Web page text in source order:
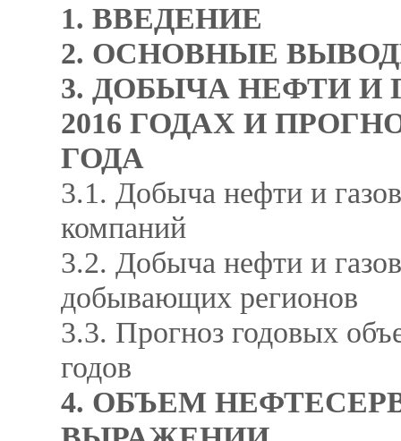
1. ВВЕДЕНИЕ
2. ОСНОВНЫЕ
3. ДОБЫЧА НЕФТИ И
2016 ГОДАХ И
ГОДА
3.1. Добыча нефти и
компаний
3.2. Добыча нефти и
добывающих регионов
3.3. Прогноз годовых
годов
4. ОБЪЕМ